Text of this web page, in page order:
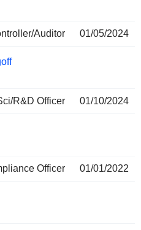
Auditor 01/05/2024
R&D Officer 01/10/2024
Officer 01/01/2022